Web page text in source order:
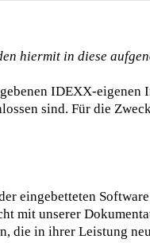
hiermit in diese
IDEXX-eigenen
sind. Für die
eingebetteten
unserer
die in ihrer Leistung